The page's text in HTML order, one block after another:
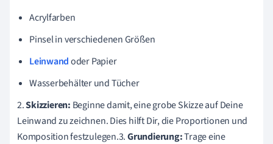
Acrylfarben
Pinsel in verschiedenen Größen
Leinwandoder Papier
Wasserbehälter und Tücher
2.Skizzieren: Beginne damit, eine grobe Skizze auf Deine
Leinwand zu zeichnen. Dies hilft Dir, die Proportionen und
Komposition festzulegen.3.Grundierung:Trage eine